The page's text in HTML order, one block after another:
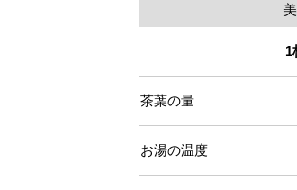
1
茶葉の量
お湯の温度